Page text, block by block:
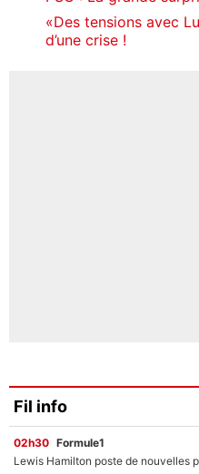
«Des tensions avec
d’une crise !
Fil info
02h30 Formule1